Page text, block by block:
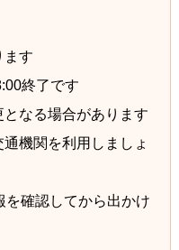
ます
終了です
なる場合があります
機関を利用しましょ
確認してから出かけ